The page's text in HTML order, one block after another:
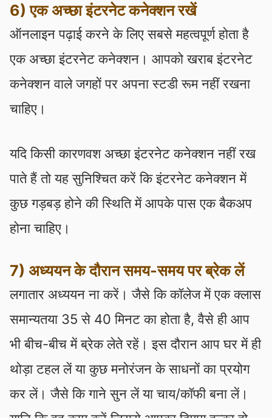
6) एक अच्छा इंटरनेट कनेक्शन रखें
ऑनलाइन पढ़ाई करने के लिए सबसे महत्वपूर्ण होता है
एक अच्छा इंटरनेट कनेक्शन। आपको खराब इंटरनेट
कनेक्शन वाले जगहों पर अपना स्टडी रूम नहीं रखना
चाहिए।
यदि किसी कारणवश अच्छा इंटरनेट कनेक्शन नहीं रख
पाते हैं तो यह सुनिश्चित करें कि इंटरनेट कनेक्शन में
कुछ गड़बड़ होने की स्थिति में आपके पास एक बैकअप
होना चाहिए।
7) अध्ययन के दौरान समय-समय पर ब्रेक लें
लगातार अध्ययन ना करें। जैसे कि कॉलेज में एक क्लास
समान्यतया 35 से 40 मिनट का होता है, वैसे ही आप
भी बीच-बीच में ब्रेक लेते रहें। इस दौरान आप घर में ही
थोड़ा टहल लें या कुछ मनोरंजन के साधनों का प्रयोग
कर लें। जैसे कि गाने सुन लें या चाय/कॉफी बना लें।